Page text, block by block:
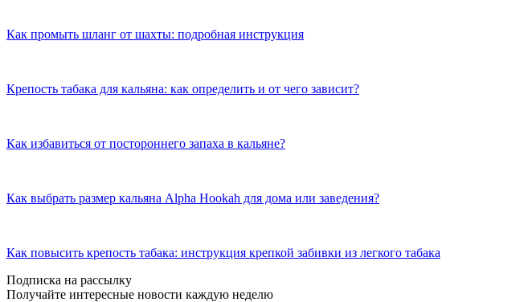
Как промыть шланг от шахты: подробная инструкция
Крепость табака для кальяна: как определить и от чего зависит?
Как избавиться от постороннего запаха в кальяне?
Как выбрать размер кальяна Alpha Hookah для дома или заведения?
Как повысить крепость табака: инструкция крепкой забивки из легкого табака
Подписка на рассылку
Получайте интересные новости каждую неделю